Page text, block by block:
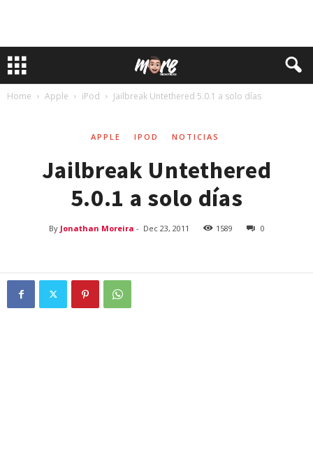
Home Apple iPod Jailbreak Untethered 5.0.1 a solo días
APPLE IPOD NOTICIAS
Jailbreak Untethered
5.0.1 a solo días
By Jonathan Moreira - Dec 23, 2011 1589 0